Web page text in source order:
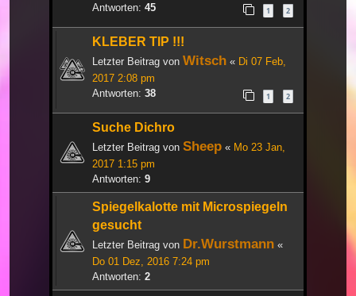
Antworten: 45 1 2
KLEBER TIP !!!
Letzter Beitrag von Witsch « Di 07 Feb,
2017 2:08 pm
Antworten: 38 1 2
Suche Dichro
Letzter Beitrag von Sheep « Mo 23 Jan,
2017 1:15 pm
Antworten: 9
Spiegelkalotte mit Microspiegeln
gesucht
Letzter Beitrag von Dr.Wurstmann «
Do 01 Dez, 2016 7:24 pm
Antworten: 2